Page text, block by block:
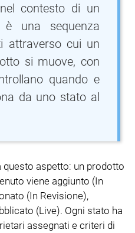
contesto di un
è una sequenza
attraverso cui un
si muove, con
quando e
da uno stato al
aspetto: un prodotto
viene aggiunto (In
(In Revisione),
(Live). Ogni stato ha
assegnati e criteri di